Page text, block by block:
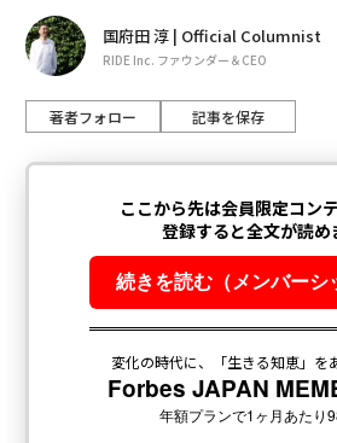
国府田 淳 | Official Columnist
RIDE Inc. ファウンダー＆CEO
著者フォロー 記事を保存